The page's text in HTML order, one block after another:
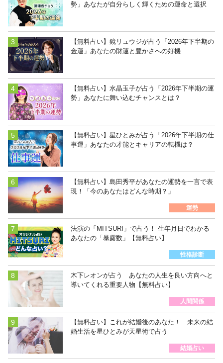
勢」あなたが自分らしく輝くための運命と選択
【無料占い】鏡リュウジが占う「2026年下半期の
金運」あなたの財運と豊かさへの好機
【無料占い】水晶玉子が占う「2026年下半期の運
勢」あなたに舞い込むチャンスとは？
【無料占い】星ひとみが占う「2026年下半期の仕
事運」あなたの才能とキャリアの転機は？
【無料占い】島田秀平があなたの運勢を一言で表
現！「今のあなたはどんな時期？」
運勢
法演の「MITSURI」で占う！ 生年月日でわかる
あなたの「暴露数」【無料占い】
性格診断
木下レオンが占う あなたの人生を良い方向へと
導いてくれる重要人物【無料占い】
人間関係
【無料占い】これが結婚後のあなた！ 未来の結
婚生活を星ひとみが天星術で占う
結婚占い